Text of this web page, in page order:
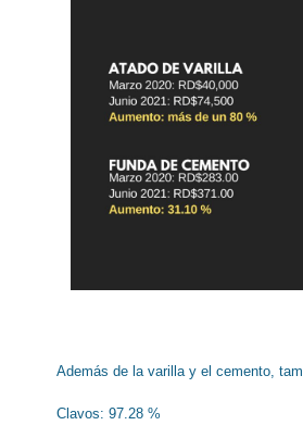
Además de la varilla y el cemento,
Clavos: 97.28 %